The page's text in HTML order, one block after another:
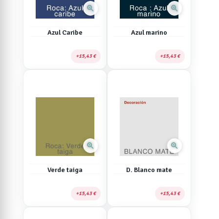
zoom_in
Azul Caribe
15,43 €
zoom_in
Azul marino
15,43 €
zoom_in
Verde taiga
15,43 €
zoom_in
D. Blanco mate
15,43 €